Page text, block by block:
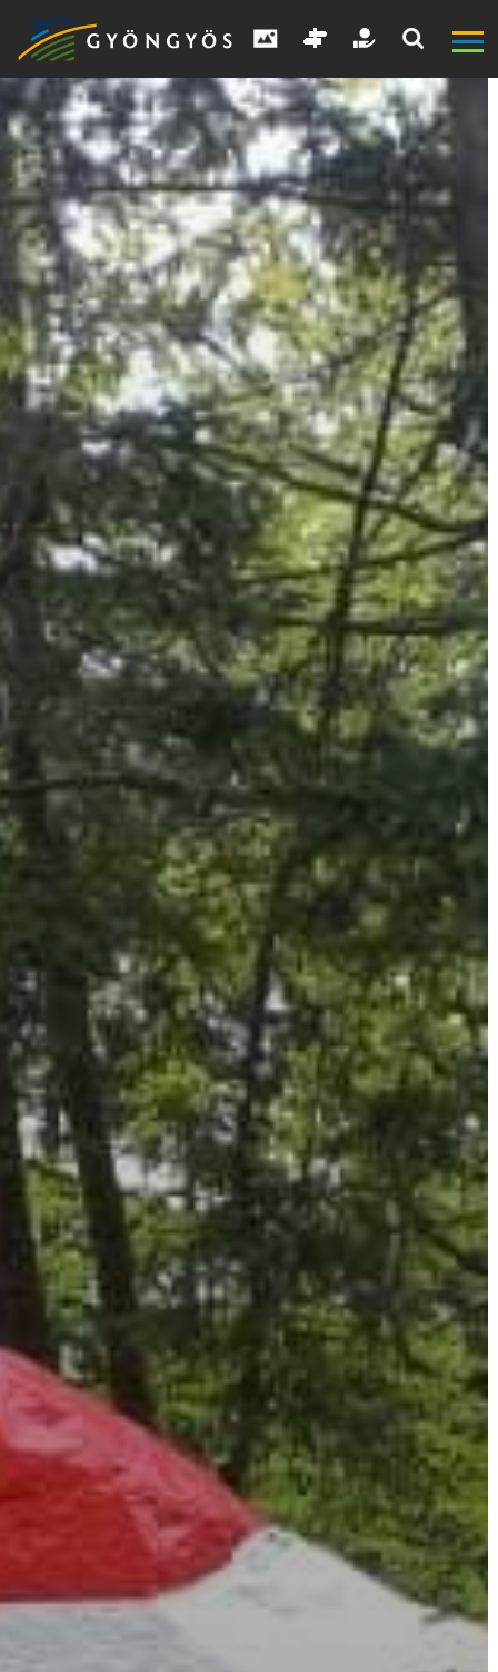
A
VÁROS
KIEMELT
LÁTVÁNYOSSÁGOK
GYÖNGYÖS
VÁROS
ÉRTÉKTÁRA
VÁROSUNKRÓL
LAKOSSÁGI
INFORMÁCIÓK
HASZNOS
KVÍZ
A
VÁROS
PÉNZÜGYEI
KÖLTSÉGVETÉSI
RENDELETEK
AZ
ÉPÜLŐ